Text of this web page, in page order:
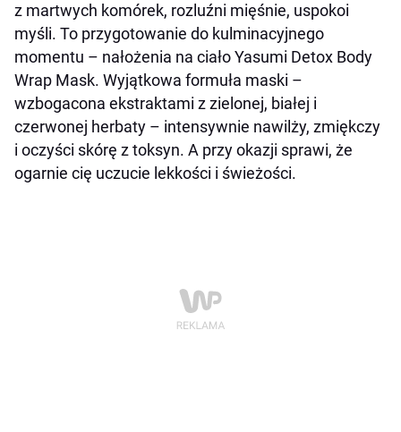
z martwych komórek, rozluźni mięśnie, uspokoi
myśli. To przygotowanie do kulminacyjnego
momentu – nałożenia na ciało Yasumi Detox Body
Wrap Mask. Wyjątkowa formuła maski –
wzbogacona ekstraktami z zielonej, białej i
czerwonej herbaty – intensywnie nawilży, zmiękczy
i oczyści skórę z toksyn. A przy okazji sprawi, że
ogarnie cię uczucie lekkości i świeżości.